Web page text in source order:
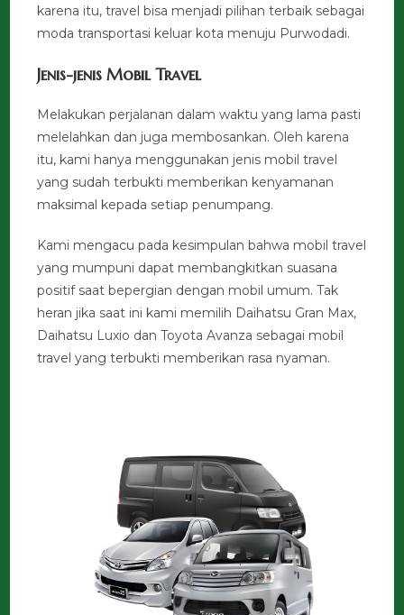
karena itu, travel bisa menjadi pilihan terbaik sebagai
moda transportasi keluar kota menuju Purwodadi.
Jenis-jenis Mobil Travel
Melakukan perjalanan dalam waktu yang lama pasti
melelahkan dan juga membosankan. Oleh karena
itu, kami hanya menggunakan jenis mobil travel
yang sudah terbukti memberikan kenyamanan
maksimal kepada setiap penumpang.
Kami mengacu pada kesimpulan bahwa mobil travel
yang mumpuni dapat membangkitkan suasana
positif saat bepergian dengan mobil umum. Tak
heran jika saat ini kami memilih Daihatsu Gran Max,
Daihatsu Luxio dan Toyota Avanza sebagai mobil
travel yang terbukti memberikan rasa nyaman.